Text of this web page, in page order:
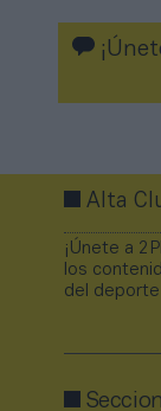
Alta
¡Únete a
los
del